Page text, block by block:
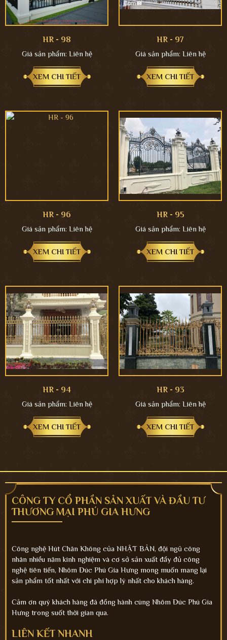
HR - 98
Giá sản phẩm: Liên hệ
XEM CHI TIẾT
HR - 97
Giá sản phẩm: Liên hệ
XEM CHI TIẾT
HR - 96
Giá sản phẩm: Liên hệ
XEM CHI TIẾT
HR - 95
Giá sản phẩm: Liên hệ
XEM CHI TIẾT
HR - 94
Giá sản phẩm: Liên hệ
XEM CHI TIẾT
HR - 93
Giá sản phẩm: Liên hệ
XEM CHI TIẾT
CÔNG TY CỔ PHẦN SẢN XUẤT VÀ ĐẦU TƯ
THƯƠNG MẠI PHÚ GIA HƯNG
Công nghệ Hút Chân Không của NHẬT BẢN, đội ngũ công
nhân nhiều năm kinh nghiệm và cơ sở sản xuất đầy đủ công
nghệ tiên tiến, Nhôm Đúc Phú Gia Hưng mong muốn mang lại
sản phẩm tốt nhất với chi phí hợp lý nhất cho khách hàng.
Cảm ơn quý khách hàng đã đồng hành cùng Nhôm Đúc Phú Gia
Hưng trong suốt thời gian qua.
LIÊN KẾT NHANH